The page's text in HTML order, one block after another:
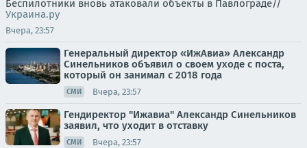
Беспилотники вновь атаковали объекты в Павлограде//
Украина.ру
Вчера, 23:57
Генеральный директор «ИжАвиа» Александр
Синельников объявил о своем уходе с поста,
который он занимал с 2018 года
СМИ Вчера, 23:57
Гендиректор "Ижавиа" Александр Синельников
заявил, что уходит в отставку
СМИ Вчера, 23:57